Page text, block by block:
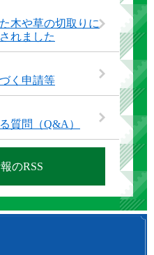
木や草の切取りに
れました
く申請等
質問（Q&A）
のRSS